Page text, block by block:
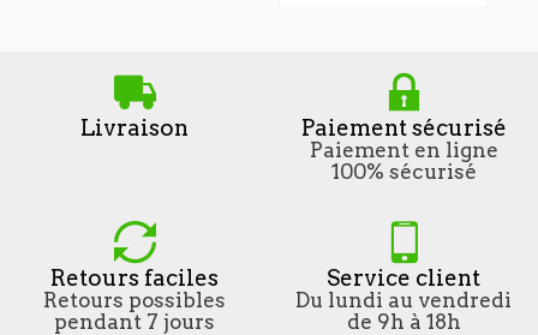
Livraison Paiement sécurisé
Paiement en ligne
100% sécurisé
Retours faciles
Retours possibles
pendant 7 jours
Service client
Du lundi au vendredi
de 9h à 18h